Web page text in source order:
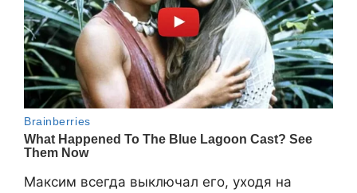
Максим всегда выключал его, уходя на